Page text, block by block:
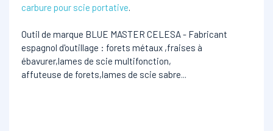
carbure pour scie portative.
Outil de marque BLUE MASTER CELESA - Fabricant
espagnol d'outillage : forets métaux ,fraises à
ébavurer,lames de scie multifonction,
affuteuse de forets,lames de scie sabre...